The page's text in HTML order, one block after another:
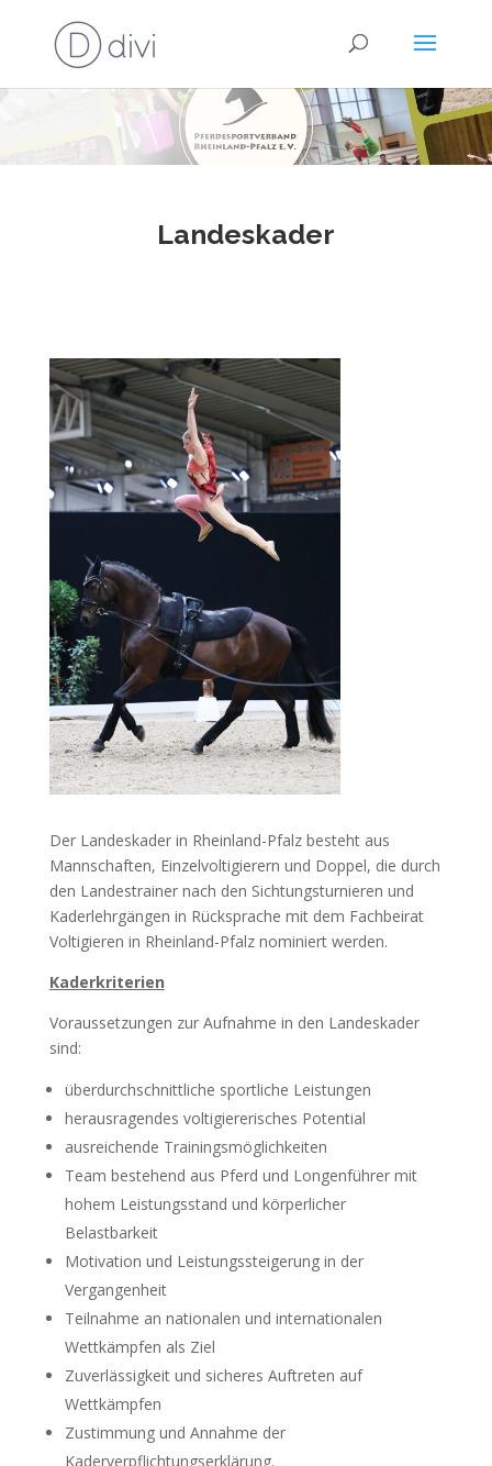
Landeskader
Der Landeskader in Rheinland-Pfalz besteht aus
Mannschaften, Einzelvoltigierern und Doppel, die durch
den Landestrainer nach den Sichtungsturnieren und
Kaderlehrgängen in Rücksprache mit dem Fachbeirat
Voltigieren in Rheinland-Pfalz nominiert werden.
Kaderkriterien
Voraussetzungen zur Aufnahme in den Landeskader
sind:
überdurchschnittliche sportliche Leistungen
herausragendes voltigiererisches Potential
ausreichende Trainingsmöglichkeiten
Team bestehend aus Pferd und Longenführer mit
hohem Leistungsstand und körperlicher
Belastbarkeit
Motivation und Leistungssteigerung in der
Vergangenheit
Teilnahme an nationalen und internationalen
Wettkämpfen als Ziel
Zuverlässigkeit und sicheres Auftreten auf
Wettkämpfen
Zustimmung und Annahme der
Kaderverpflichtungserklärung.